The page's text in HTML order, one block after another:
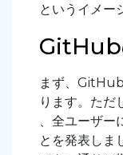
というイメー
GitHub
まず、
ります。た
、全ユーザー
とを発表しま